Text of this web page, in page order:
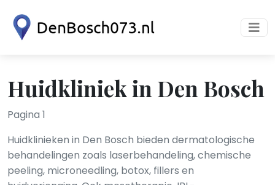
Huidkliniek in Den Bosch
Pagina 1
Huidklinieken in Den Bosch bieden dermatologische
behandelingen zoals laserbehandeling, chemische
peeling, microneedling, botox, fillers en